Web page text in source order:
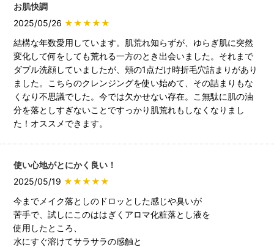
お肌快調
2025/05/26 ★★★★★
結構な年数愛用しています。肌荒れ知らずが、ゆらぎ肌に突然
変化して何をしても荒れる一方のとき出会いました。それまで
ダブル洗顔していましたが、頬の1点だけ時折毛穴詰まりがあり
ました。こちらのクレンジングを使い始めて、その詰まりもな
くなり不思議でした。今では欠かせない存在。こ無駄に肌の油
分を落としすぎないことですっかり肌荒れもしなくなりまし
た！オススメできます。
使い心地がとにかく良い！
2025/05/19 ★★★★★
今までメイク落としのドロッとした感じや臭いが
苦手で、試しにこのははぎくアロマ化粧落とし液を
使用したところ、
水にすぐ溶けてサラサラの感触と